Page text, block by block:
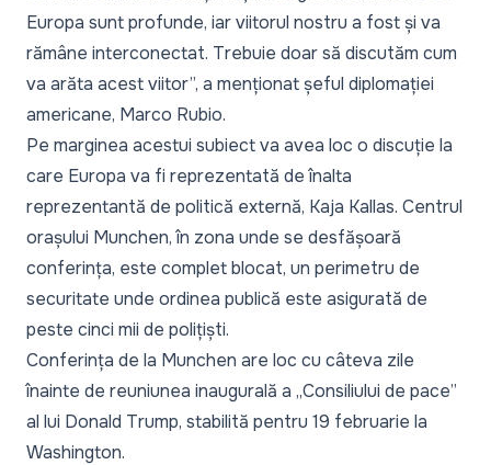
Europa sunt profunde, iar viitorul nostru a fost și va
rămâne interconectat. Trebuie doar să discutăm cum
va arăta acest viitor”, a menționat șeful diplomației
americane, Marco Rubio.
Pe marginea acestui subiect va avea loc o discuție la
care Europa va fi reprezentată de înalta
reprezentantă de politică externă, Kaja Kallas. Centrul
orașului Munchen, în zona unde se desfășoară
conferința, este complet blocat, un perimetru de
securitate unde ordinea publică este asigurată de
peste cinci mii de polițiști.
Conferința de la Munchen are loc cu câteva zile
înainte de reuniunea inaugurală a „Consiliului de pace”
al lui Donald Trump, stabilită pentru 19 februarie la
Washington.